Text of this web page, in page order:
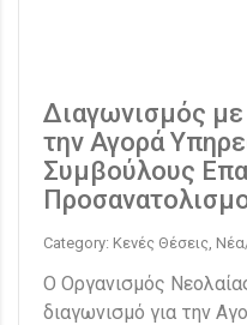
Διαγωνισμός
την Αγορά
Συμβούλους
Category: Κενές Θέσεις,
Ο Οργανισμός
διαγωνισμό για την